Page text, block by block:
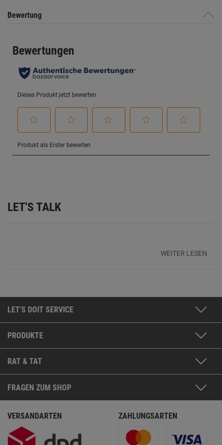
Bewertung
LET'S TALK
WEITER LESEN
LET'S DOIT SERVICE
PRODUKTE
RAT & TAT
FRAGEN ZUM SHOP
VERSANDARTEN ZAHLUNGSARTEN